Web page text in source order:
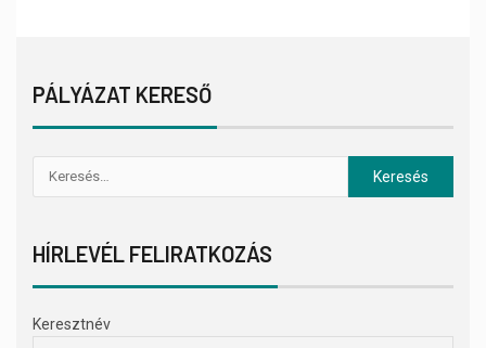
PÁLYÁZAT KERESŐ
HÍRLEVÉL FELIRATKOZÁS
Keresztnév